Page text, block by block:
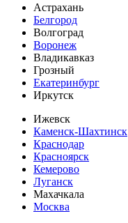
Астрахань
Белгород
Волгоград
Воронеж
Владикавказ
Грозный
Екатеринбург
Иркутск
Ижевск
Каменск-Шахтинск
Краснодар
Красноярск
Кемерово
Луганск
Махачкала
Москва